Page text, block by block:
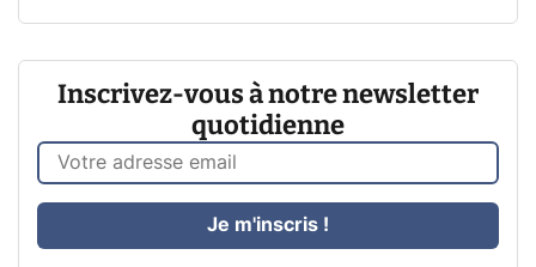
Inscrivez-vous à notre newsletter
quotidienne
Je m'inscris !